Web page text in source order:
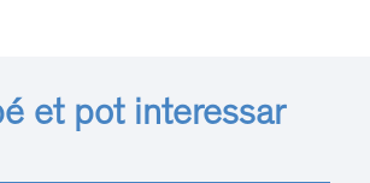
et pot interessar